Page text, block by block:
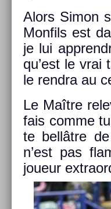
Alors Simon
Mon­fils est
je lui
qu’est le vrai
le re­ndra au
Le Maître
fais comme
te bellâtre
n’est pas
joueur